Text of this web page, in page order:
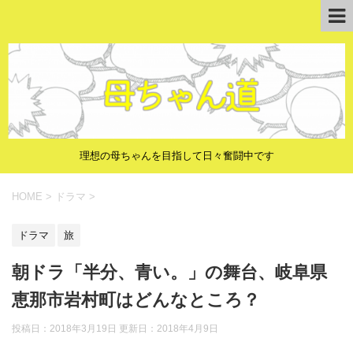
理想の母ちゃんを目指して日々奮闘中です
HOME > ドラマ >
ドラマ 旅
朝ドラ「半分、青い。」の舞台、岐阜県
恵那市岩村町はどんなところ？
投稿日：2018年3月19日 更新日： 2018年4月9日